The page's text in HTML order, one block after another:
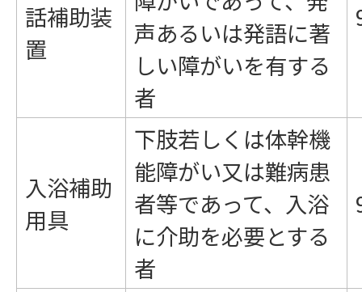
話補助装
置
声あるいは発語に著
しい障がいを有する
者
入浴補助
用具
下肢若しくは体幹機
能障がい又は難病患
者等であって、入浴
に介助を必要とする
者